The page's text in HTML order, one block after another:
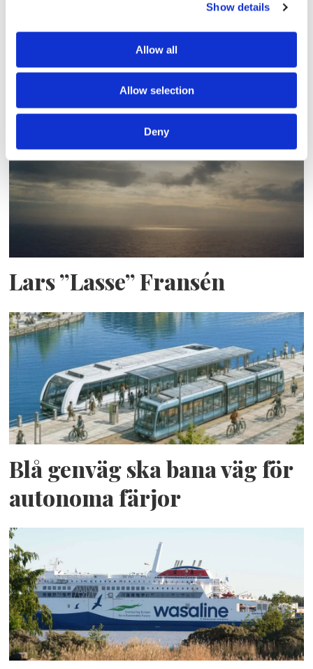
Show details
Allow all
Allow selection
Deny
Sirius tar leverans av
Lars ”Lasse” Fransén
Blå genväg ska bana väg för
autonoma färjor